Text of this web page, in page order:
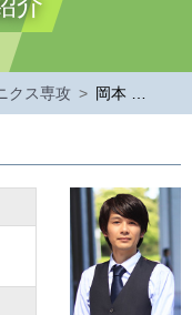
クス専攻 > 岡本 瑞穂